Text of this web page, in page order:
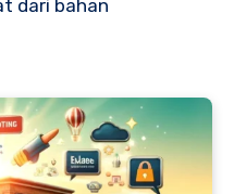
dari bahan